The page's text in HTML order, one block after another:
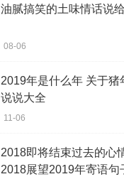
油腻搞笑的土味情话说
08-06
2019年是什么年 关于猪
说说大全
11-06
2018即将结束过去的心
2018展望2019年寄语句